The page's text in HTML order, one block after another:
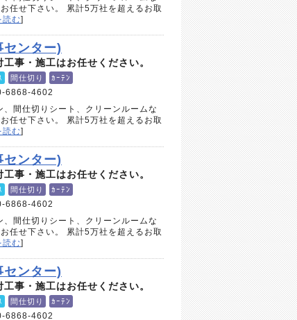
任せ下さい。 累計5万社を超えるお取
読む]
ンター)
事・施工はお任せください。
間仕切り
ｶｰﾃﾝ
6868-4602
間仕切りシート、クリーンルームな
任せ下さい。 累計5万社を超えるお取
読む]
ンター)
事・施工はお任せください。
間仕切り
ｶｰﾃﾝ
6868-4602
間仕切りシート、クリーンルームな
任せ下さい。 累計5万社を超えるお取
読む]
ンター)
事・施工はお任せください。
間仕切り
ｶｰﾃﾝ
6868-4602